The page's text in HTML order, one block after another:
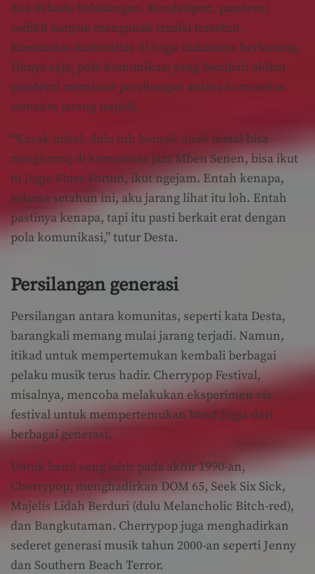
dua dekade belakangan. Kendatipun, pandemi
sedikit banyak mengubah tradisi tersebut.
Komunitas-komunitas di Jogja bukannya berkurang.
Hanya saja, pola komunikasi yang berubah akibat
pandemi membuat persilangan antara komunitas
semakin jarang terjadi.
“Kayak misal, dulu tuh banyak anak metal bisa
nongkrong di komunitas jazz Mben Senen, bisa ikut
di Jogja Blues Forum, ikut ngejam. Entah kenapa,
selama setahun ini, aku jarang lihat itu loh. Entah
pastinya kenapa, tapi itu pasti berkait erat dengan
pola komunikasi,” tutur Desta.
Persilangan generasi
Persilangan antara komunitas, seperti kata Desta,
barangkali memang mulai jarang terjadi. Namun,
itikad untuk mempertemukan kembali berbagai
pelaku musik terus hadir. Cherrypop Festival,
misalnya, mencoba melakukan eksperimen via
festival untuk mempertemukan band Jogja dari
berbagai generasi.
Untuk band yang lahir pada akhir 1990-an,
Cherrypop, menghadirkan DOM 65, Seek Six Sick,
Majelis Lidah Berduri (dulu Melancholic Bitch-red),
dan Bangkutaman. Cherrypop juga menghadirkan
sederet generasi musik tahun 2000-an seperti Jenny
dan Southern Beach Terror.